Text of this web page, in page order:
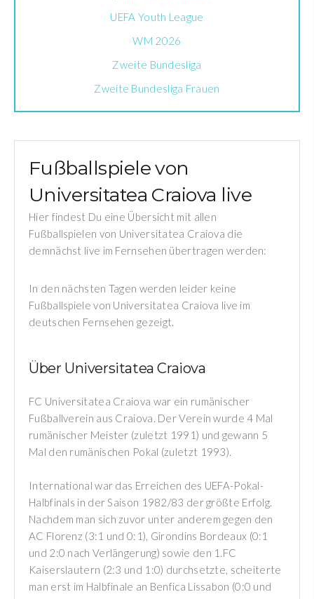
UEFA Youth League
WM 2026
Zweite Bundesliga
Zweite Bundesliga Frauen
Fußballspiele von
Universitatea Craiova live
Hier findest Du eine Übersicht mit allen
Fußballspielen von Universitatea Craiova die
demnächst live im Fernsehen übertragen werden:
In den nächsten Tagen werden leider keine
Fußballspiele von Universitatea Craiova live im
deutschen Fernsehen gezeigt.
Über Universitatea Craiova
FC Universitatea Craiova war ein rumänischer
Fußballverein aus Craiova. Der Verein wurde 4 Mal
rumänischer Meister (zuletzt 1991) und gewann 5
Mal den rumänischen Pokal (zuletzt 1993).
International war das Erreichen des UEFA-Pokal-
Halbfinals in der Saison 1982/83 der größte Erfolg.
Nachdem man sich zuvor unter anderem gegen den
AC Florenz (3:1 und 0:1), Girondins Bordeaux (0:1
und 2:0 nach Verlängerung) sowie den 1.FC
Kaiserslautern (2:3 und 1:0) durchsetzte, scheiterte
man erst im Halbfinale an Benfica Lissabon (0:0 und